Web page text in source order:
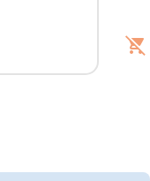
remove_shopping_cart